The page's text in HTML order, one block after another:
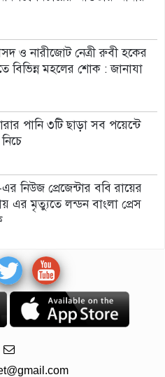
ও নারীজোট নেত্রী রুবী হকের
বিভিন্ন মহলের শোক : জানাযা
পানি ৩টি ছাড়া সব পয়েন্টে
নিউজ প্রেজেন্টার ববি রায়ের
এর মৃত্যুতে লন্ডন বাংলা প্রেস